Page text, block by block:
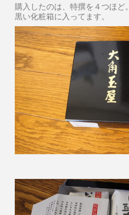
購入したのは、特撰を４つほど。
黒い化粧箱に入ってます。